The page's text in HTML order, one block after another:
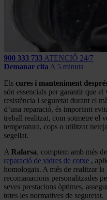
900 333 733 ATENCIÓ 24/7
Demanar cita A 5 minuts
Els cures i manteniment
són essencials per garantir que
resistència i seguretat durant el
d’una reparació, és important
treball realitzat, com sotmetre el
temperatura, cops o utilitzar
segellat.
A Ralarsa, comptem amb més
reparació de vidres de cotxe ,
homologats. A més de realitzar
recomanacions personalitzades
seves prestacions òptimes,
totes les normatives de seguretat.